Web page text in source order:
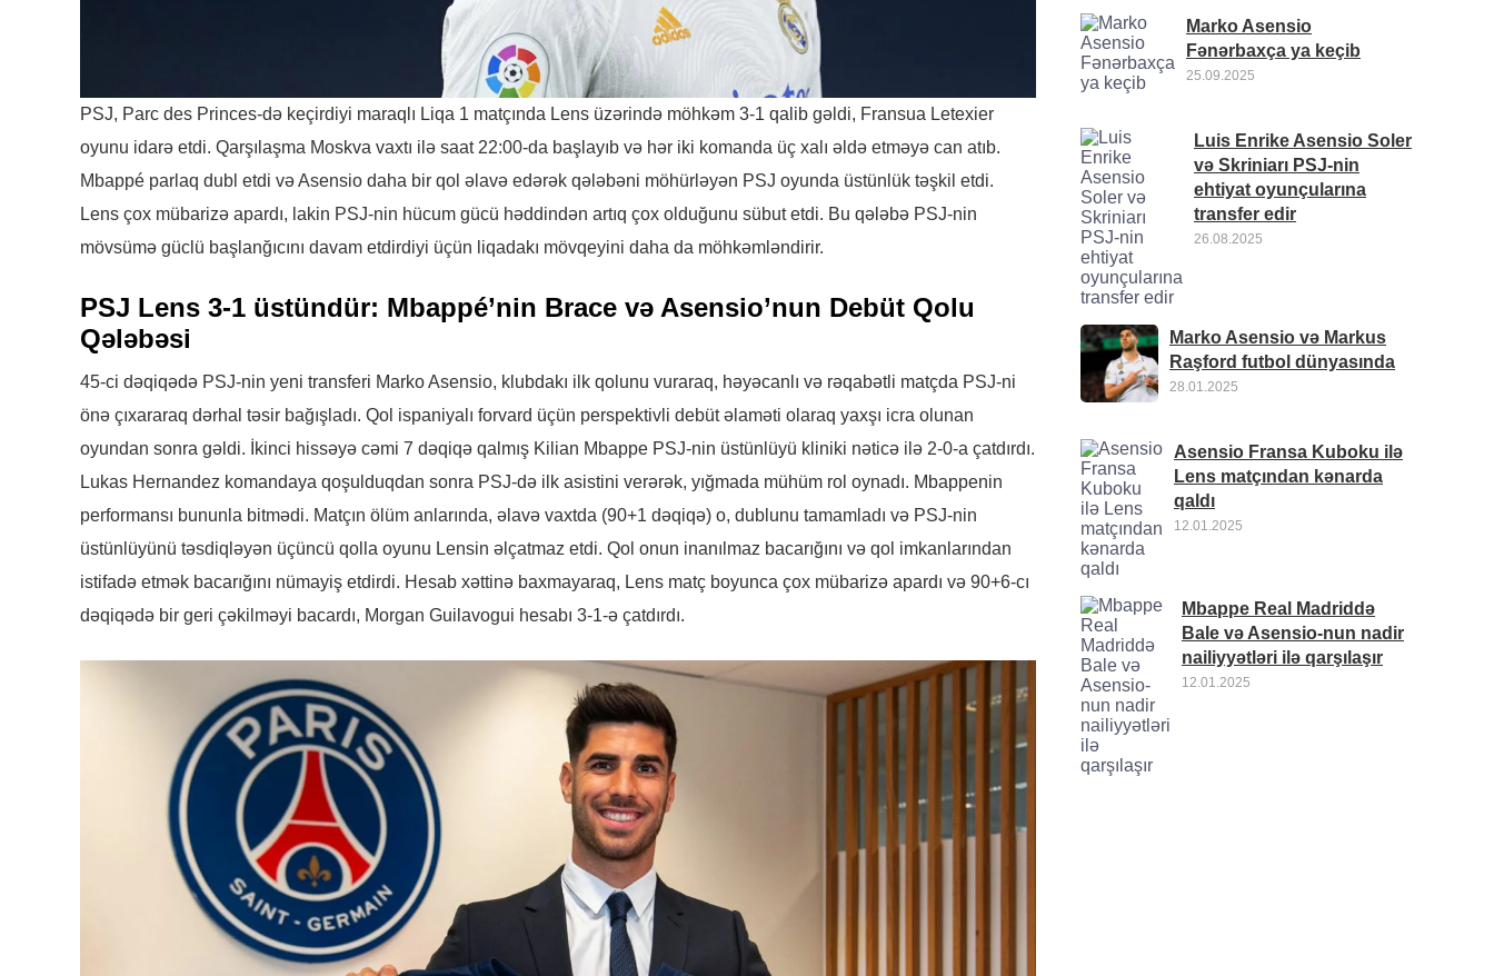
PSJ, Parc des Princes-də keçirdiyi maraqlı Liqa 1 matçında Lens üzərində möhkəm 3-1 qalib gəldi, Fransua Letexier
oyunu idarə etdi. Qarşılaşma Moskva vaxtı ilə saat 22:00-da başlayıb və hər iki komanda üç xalı əldə etməyə can atıb.
Mbappé parlaq dubl etdi və Asensio daha bir qol əlavə edərək qələbəni möhürləyən PSJ oyunda üstünlük təşkil etdi.
Lens çox mübarizə apardı, lakin PSJ-nin hücum gücü həddindən artıq çox olduğunu sübut etdi. Bu qələbə PSJ-nin
mövsümə güclü başlanğıcını davam etdirdiyi üçün liqadakı mövqeyini daha da möhkəmləndirir.
PSJ Lens 3-1 üstündür: Mbappé’nin Brace və Asensio’nun Debüt Qolu
Qələbəsi
45-ci dəqiqədə PSJ-nin yeni transferi Marko Asensio, klubdakı ilk qolunu vuraraq, həyəcanlı və rəqabətli matçda PSJ-ni
önə çıxararaq dərhal təsir bağışladı. Qol ispaniyalı forvard üçün perspektivli debüt əlaməti olaraq yaxşı icra olunan
oyundan sonra gəldi. İkinci hissəyə cəmi 7 dəqiqə qalmış Kilian Mbappe PSJ-nin üstünlüyü kliniki nəticə ilə 2-0-a çatdırdı.
Lukas Hernandez komandaya qoşulduqdan sonra PSJ-də ilk asistini verərək, yığmada mühüm rol oynadı. Mbappenin
performansı bununla bitmədi. Matçın ölüm anlarında, əlavə vaxtda (90+1 dəqiqə) o, dublunu tamamladı və PSJ-nin
üstünlüyünü təsdiqləyən üçüncü qolla oyunu Lensin əlçatmaz etdi. Qol onun inanılmaz bacarığını və qol imkanlarından
istifadə etmək bacarığını nümayiş etdirdi. Hesab xəttinə baxmayaraq, Lens matç boyunca çox mübarizə apardı və 90+6-cı
dəqiqədə bir geri çəkilməyi bacardı, Morgan Guilavogui hesabı 3-1-ə çatdırdı.
Marko Asensio
Fənərbaxça ya keçib
25.09.2025
Luis Enrike Asensio Soler
və Skriniarı PSJ-nin
ehtiyat oyunçularına
transfer edir
26.08.2025
Marko Asensio və Markus
Raşford futbol dünyasında
28.01.2025
Asensio Fransa Kuboku ilə
Lens matçından kənarda
qaldı
12.01.2025
Mbappe Real Madriddə
Bale və Asensio-nun nadir
nailiyyətləri ilə qarşılaşır
12.01.2025